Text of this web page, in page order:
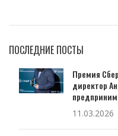
ПОСЛЕДНИЕ ПОСТЫ
Премия
директор
11.03.2026